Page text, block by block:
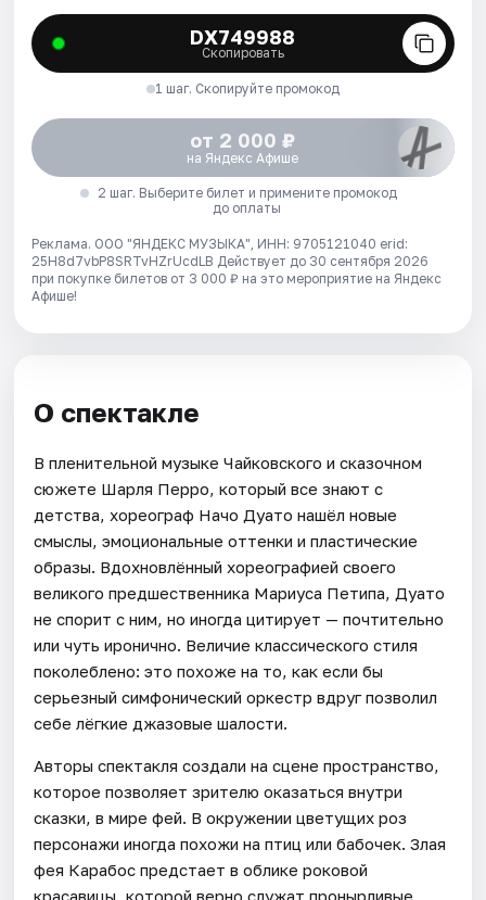
DX749988
Скопировать
1 шаг. Скопируйте промокод
от 2 000 ₽
на Яндекс Афише
2 шаг. Выберите билет и примените промокод
до оплаты
Реклама. ООО "ЯНДЕКС МУЗЫКА", ИНН: 9705121040 erid:
25H8d7vbP8SRTvHZrUcdLB Действует до 30 сентября 2026
при покупке билетов от 3 000 ₽ на это мероприятие на Яндекс
Афише!
О спектакле
В пленительной музыке Чайковского и сказочном
сюжете Шарля Перро, который все знают с
детства, хореограф Начо Дуато нашёл новые
смыслы, эмоциональные оттенки и пластические
образы. Вдохновлённый хореографией своего
великого предшественника Мариуса Петипа, Дуато
не спорит с ним, но иногда цитирует — почтительно
или чуть иронично. Величие классического стиля
поколеблено: это похоже на то, как если бы
серьезный симфонический оркестр вдруг позволил
себе лёгкие джазовые шалости.
Авторы спектакля создали на сцене пространство,
которое позволяет зрителю оказаться внутри
сказки, в мире фей. В окружении цветущих роз
персонажи иногда похожи на птиц или бабочек. Злая
фея Карабос предстает в облике роковой
красавицы, которой верно служат пронырливые